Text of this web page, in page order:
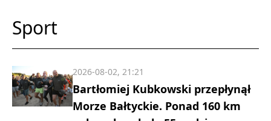
Sport
Bartłomiej Kubkowski przepłynął
Morze Bałtyckie. Ponad 160 km
2026-08-02, 21:21